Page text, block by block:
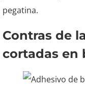
pegatina.
Contras de
cortadas en